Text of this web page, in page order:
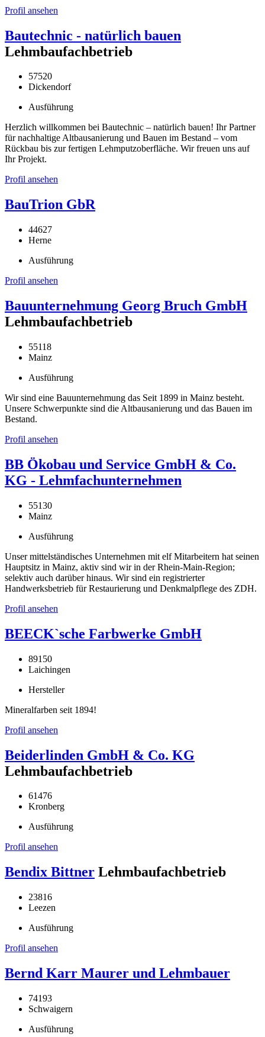
Profil ansehen
Bautechnic - natürlich bauen
Lehmbaufachbetrieb
57520
Dickendorf
Ausführung
Herzlich willkommen bei Bautechnic – natürlich bauen! Ihr Partner
für nachhaltige Altbausanierung und Bauen im Bestand – vom
Rückbau bis zur fertigen Lehmputzoberfläche. Wir freuen uns auf
Ihr Projekt.
Profil ansehen
BauTrion GbR
44627
Herne
Ausführung
Profil ansehen
Bauunternehmung Georg Bruch GmbH
Lehmbaufachbetrieb
55118
Mainz
Ausführung
Wir sind eine Bauunternehmung das Seit 1899 in Mainz besteht.
Unsere Schwerpunkte sind die Altbausanierung und das Bauen im
Bestand.
Profil ansehen
BB Ökobau und Service GmbH & Co.
KG - Lehmfachunternehmen
55130
Mainz
Ausführung
Unser mittelständisches Unternehmen mit elf Mitarbeitern hat seinen
Hauptsitz in Mainz, aktiv sind wir in der Rhein-Main-Region;
selektiv auch darüber hinaus. Wir sind ein registrierter
Handwerksbetrieb für Restaurierung und Denkmalpflege des ZDH.
Profil ansehen
BEECK`sche Farbwerke GmbH
89150
Laichingen
Hersteller
Mineralfarben seit 1894!
Profil ansehen
Beiderlinden GmbH & Co. KG
Lehmbaufachbetrieb
61476
Kronberg
Ausführung
Profil ansehen
Bendix Bittner Lehmbaufachbetrieb
23816
Leezen
Ausführung
Profil ansehen
Bernd Karr Maurer und Lehmbauer
74193
Schwaigern
Ausführung